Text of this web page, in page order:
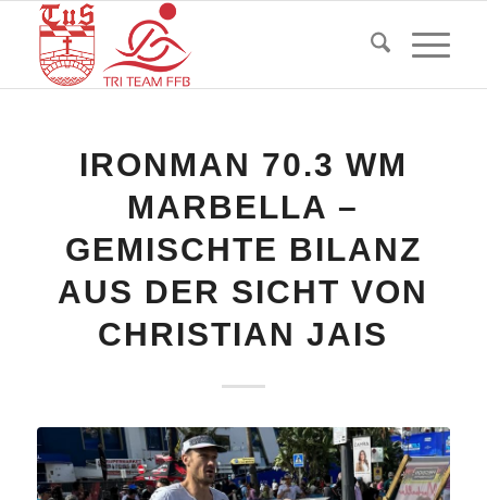
IRONMAN 70.3 WM
MARBELLA –
GEMISCHTE BILANZ
AUS DER SICHT VON
CHRISTIAN JAIS